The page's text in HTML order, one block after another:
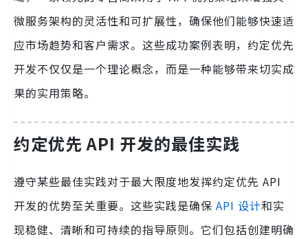
微服务架构的灵活性和可扩展性，确保他们能够快速适
应市场趋势和客户需求。这些成功案例表明，约定优先
开发不仅仅是一个理论概念，而是一种能够带来切实成
果的实用策略。
约定优先 API 开发的最佳实践
遵守某些最佳实践对于最大限度地发挥约定优先 API
开发的优势至关重要。这些实践是确保 API 设计和实
现稳健、清晰和可持续的指导原则。它们包括创建明确